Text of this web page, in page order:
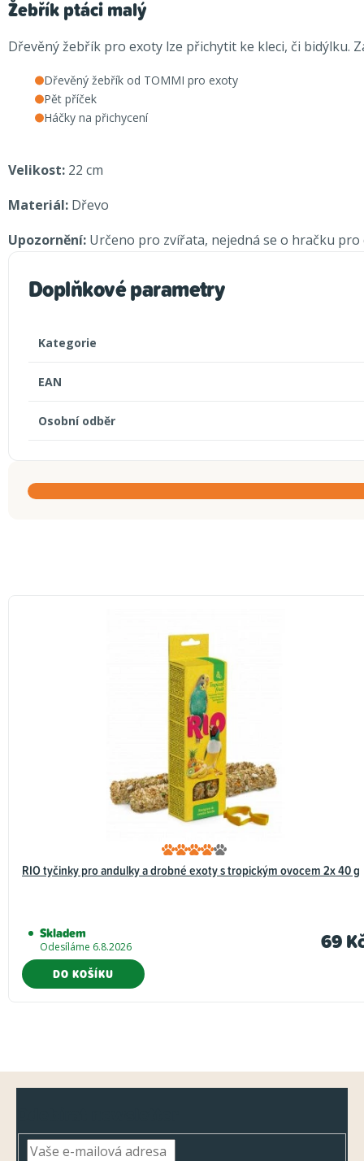
Žebřík ptáci malý
Dřevěný žebřík pro exoty lze přichytit ke kleci, či bidýlku.
Dřevěný žebřík od TOMMI pro exoty
Pět příček
Háčky na přichycení
Velikost: 22 cm
Materiál: Dřevo
Upozornění: Určeno pro zvířata, nejedná se o hračku pro
Doplňkové parametry
Kategorie
EAN
Osobní odběr
RIO tyčinky pro andulky a drobné exoty s tropickým ovocem 2x 40 g
Skladem
Odesíláme 6.8.2026 69
DO KOŠÍKU